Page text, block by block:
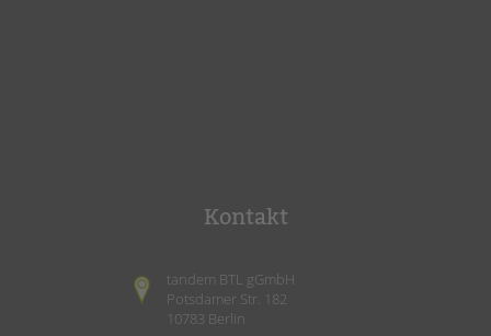
Kontakt
tandem BTL gGmbH
Potsdamer Str. 182
10783 Berlin